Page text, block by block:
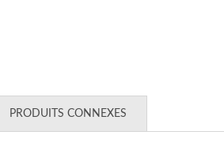
PRODUITS CONNEXES